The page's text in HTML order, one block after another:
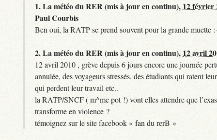
1.La météo du RER (mis à jour en continu), 12 février
Paul Courbis
Ben oui, la RATP se prend souvent pour la grande muette
2.La météo du RER (mis à jour en continu), 12 avril
12 avril 2010 , grève depuis 6 jours encore une journée
annulée, des voyageurs stressés, des étudiants qui ratent
qui perdent leur travail etc..
la RATP/SNCF ( m^me pot !) vont elles attendre que
transforme en violence ?
témoignez sur le site facebook « fan du rerB »